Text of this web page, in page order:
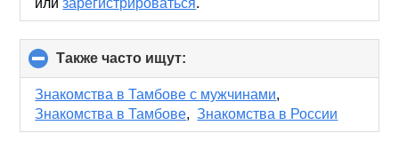
Также часто ищут:
to
collapse
contents
Знакомства в Тамбове с мужчинами,
Знакомства в Тамбове,Знакомства в России